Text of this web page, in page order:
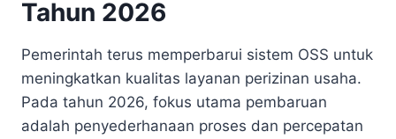
Tahun 2026
Pemerintah terus memperbarui sistem OSS untuk
meningkatkan kualitas layanan perizinan usaha.
Pada tahun 2026, fokus utama pembaruan
adalah penyederhanaan proses dan percepatan